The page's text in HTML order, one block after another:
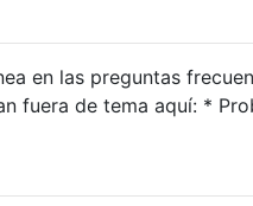
en las preguntas
fuera de tema aquí: *